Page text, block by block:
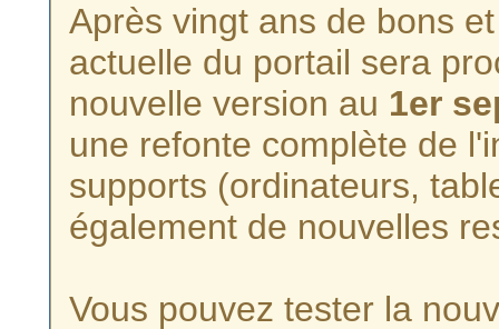
Après vingt ans de bons
actuelle du portail sera
nouvelle version au 1er
une refonte complète de
supports (ordinateurs,
également de nouvelles
Vous pouvez tester la